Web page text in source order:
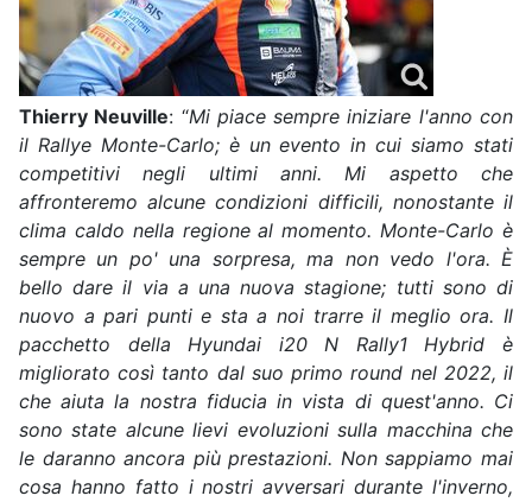
Thierry Neuville: “Mi piace sempre iniziare l'anno con
il Rallye Monte-Carlo; è un evento in cui siamo stati
competitivi negli ultimi anni. Mi aspetto che
affronteremo alcune condizioni difficili, nonostante il
clima caldo nella regione al momento. Monte-Carlo è
sempre un po' una sorpresa, ma non vedo l'ora. È
bello dare il via a una nuova stagione; tutti sono di
nuovo a pari punti e sta a noi trarre il meglio ora. Il
pacchetto della Hyundai i20 N Rally1 Hybrid è
migliorato così tanto dal suo primo round nel 2022, il
che aiuta la nostra fiducia in vista di quest'anno. Ci
sono state alcune lievi evoluzioni sulla macchina che
le daranno ancora più prestazioni. Non sappiamo mai
cosa hanno fatto i nostri avversari durante l'inverno,